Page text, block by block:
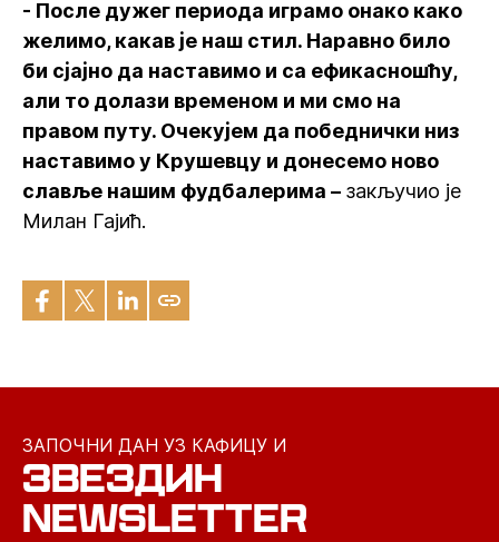
- После дужег периода играмо онако како
желимо, какав је наш стил. Наравно било
би сјајно да наставимо и са ефикасношћу,
али то долази временом и ми смо на
правом путу. Очекујем да победнички низ
наставимо у Крушевцу и донесемо ново
славље нашим фудбалерима – закључио је
Милан Гајић.
ЗАПОЧНИ ДАН УЗ КАФИЦУ И
ЗВЕЗДИН
NEWSLETTER